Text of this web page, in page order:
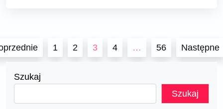
Stronicowanie
wpisów
1 2 3 4 … 56 Następne
Szukaj
Szukaj